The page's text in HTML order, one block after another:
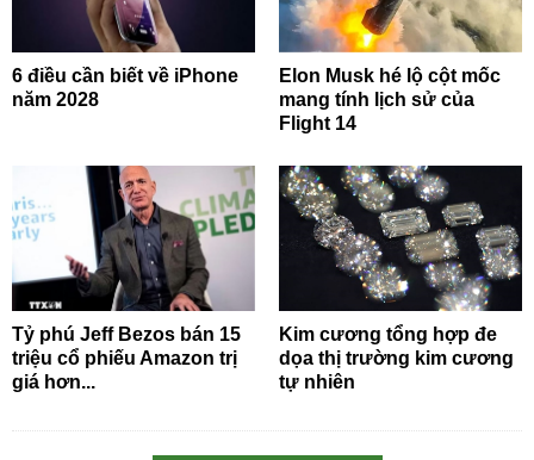
6 điều cần biết về iPhone
năm 2028
Elon Musk hé lộ cột mốc
mang tính lịch sử của
Flight 14
Tỷ phú Jeff Bezos bán 15
triệu cổ phiếu Amazon trị
giá hơn...
Kim cương tổng hợp đe
dọa thị trường kim cương
tự nhiên